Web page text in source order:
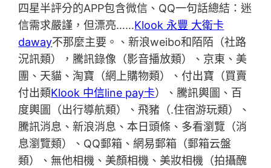
四星半評分的APP包含微信、QQ一句話總結：迷
信需求嚴謹，但漂亮……Klook 永豐 大衛卡
daway不那麼主要。、新浪weibo和陌陌（社路
況訊類），騰訊錄像（影音播放類）、京東、美
團、天貓、淘寶（網上購物類）、付出寶（買賣
付出類Klook 中信line pay卡）、騰訊輿圖、百
度輿圖（出行導航類）、飛豬（.住宿游玩類）、
騰訊消息、新浪消息、本日頭條、多看瀏覽（消
息瀏覽類）、QQ郵箱、網易郵箱（郵箱云盤
類）、無他相機、美顏相機、美妝相機（拍攝醜